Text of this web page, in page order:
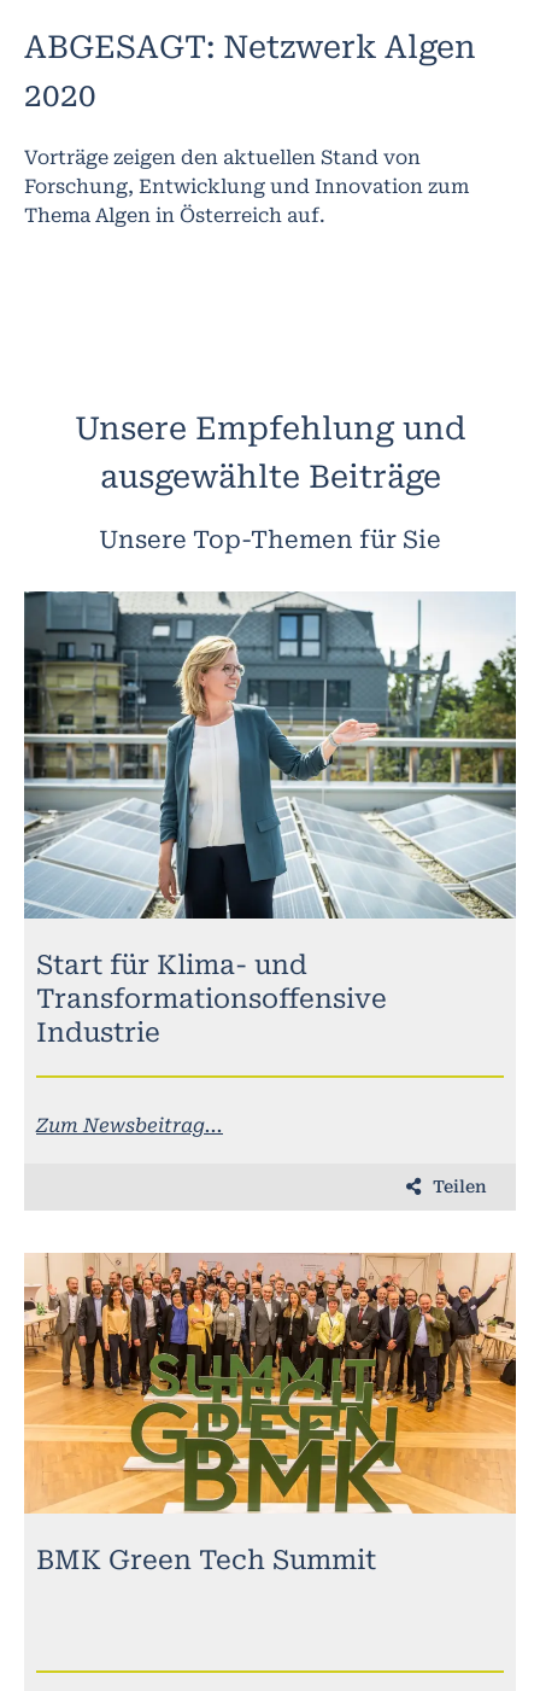
ABGESAGT: Netzwerk Algen
2020
Vorträge zeigen den aktuellen Stand von
Forschung, Entwicklung und Innovation zum
Thema Algen in Österreich auf.
Unsere Empfehlung und
ausgewählte Beiträge
Unsere Top-Themen für Sie
Start für Klima- und
Transformationsoffensive
Industrie
Zum Newsbeitrag...
Teilen
BMK Green Tech Summit